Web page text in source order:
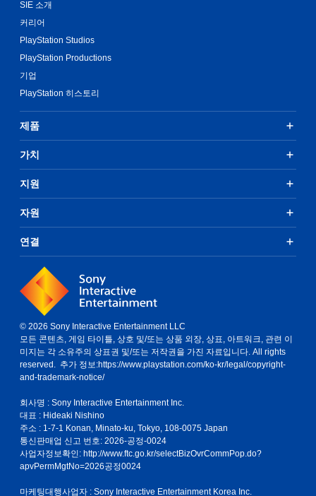
SIE 소개
커리어
PlayStation Studios
PlayStation Productions
기업
PlayStation 히스토리
제품
가치
지원
자원
연결
© 2026 Sony Interactive Entertainment LLC
모든 콘텐츠, 게임 타이틀, 상호 및/또는 상품 외장, 상표, 아트워크, 관련 이
미지는 각 소유주의 상표권 및/또는 저작권을 가진 자료입니다. All rights
reserved. 추가 정보:https://www.playstation.com/ko-kr/legal/copyright-
and-trademark-notice/
회사명 : Sony Interactive Entertainment Inc.
대표 : Hideaki Nishino
주소 : 1-7-1 Konan, Minato-ku, Tokyo, 108-0075 Japan
통신판매업 신고 번호: 2026-공정-0024
사업자정보확인: http://www.ftc.go.kr/selectBizOvrCommPop.do?
apvPermMgtNo=2026공정0024
마케팅대행사업자 : Sony Interactive Entertainment Korea Inc.